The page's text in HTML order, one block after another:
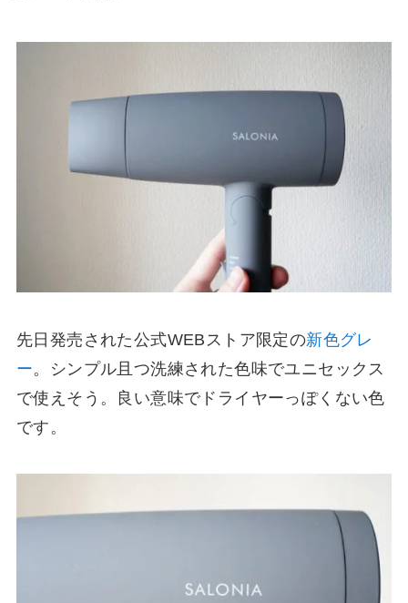
先日発売された公式WEBストア限定の新色グレ
ー。シンプル且つ洗練された色味でユニセックス
で使えそう。良い意味でドライヤーっぽくない色
です。